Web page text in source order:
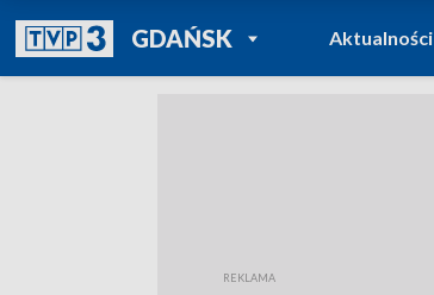
GDAŃSKPOWRÓT DO
TVP REGIONY
Aktualności